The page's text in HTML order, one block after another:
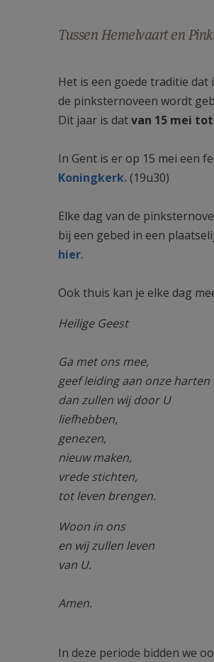
Tussen Hemelvaart en
geest°_klein.jpg
Het is een goede traditie
de pinksternoveen wordt
Dit jaar is datvan 15 mei
In Gent is er op 15 mei een
Koningkerk. (19u30)
Elke dag van de
bij een gebed in een
hier.
Ook thuis kan je elke dag
Heilige Geest
Ga met ons mee,
geef leiding aan onze harten
dan zullen wij door U
liefhebben,
genezen,
nieuw maken,
vrede stichten,
tot leven brengen.
Woon in ons
en wij zullen leven
van U.
Amen.
In deze periode bidden we